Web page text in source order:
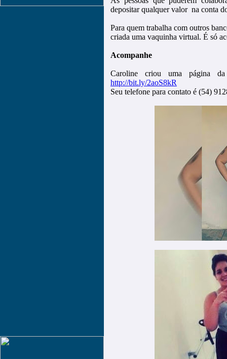
depositar qualquer valor na conta
Para quem trabalha com outros
criada uma vaquinha virtual. É só
Acompanhe
Caroline criou uma página
http://bit.ly/2aoS8kR
Seu telefone para contato é (54)